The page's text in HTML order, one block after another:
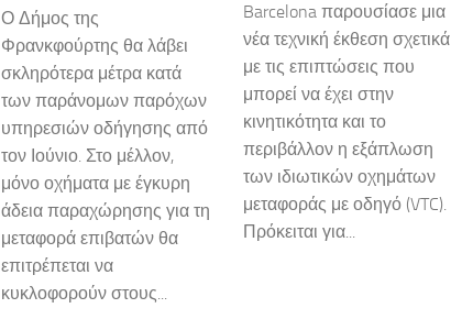
Ο Δήμος της
Φρανκφούρτης θα λάβει
σκληρότερα μέτρα κατά
των παράνομων παρόχων
υπηρεσιών οδήγησης από
τον Ιούνιο. Στο μέλλον,
μόνο οχήματα με έγκυρη
άδεια παραχώρησης για τη
μεταφορά επιβατών θα
επιτρέπεται να
κυκλοφορούν στους...
Barcelona παρουσίασε μια
νέα τεχνική έκθεση σχετικά
με τις επιπτώσεις που
μπορεί να έχει στην
κινητικότητα και το
περιβάλλον η εξάπλωση
των ιδιωτικών οχημάτων
μεταφοράς με οδηγό (VTC).
Πρόκειται για...